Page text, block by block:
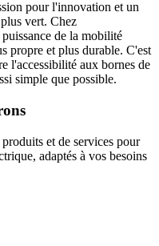
pour l'innovation et un
vert. Chez
de la mobilité
propre et plus durable. C'est
l'accessibilité aux bornes de
simple que possible.
et de services pour
adaptés à vos besoins